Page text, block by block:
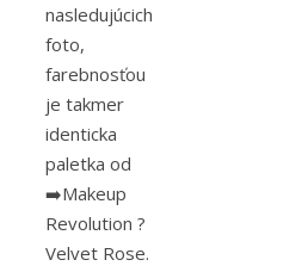
nasledujúcich
foto,
farebnosťou
je takmer
identicka
paletka od
➡️Makeup
Revolution ?
Velvet Rose.